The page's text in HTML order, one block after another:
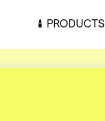
PRODUCTS